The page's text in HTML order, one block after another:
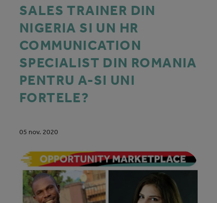
SALES TRAINER DIN
NIGERIA SI UN HR
COMMUNICATION
SPECIALIST DIN ROMANIA
PENTRU A-SI UNI
FORTELE?
05 nov. 2020